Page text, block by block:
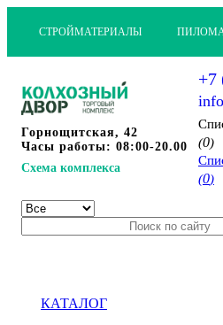
СТРОЙМАТЕРИАЛЫ
Горнощитская, 42
Часы работы: 08:00-20.00
Схема комплекса
+7
(0)
(0)
КАТАЛОГ